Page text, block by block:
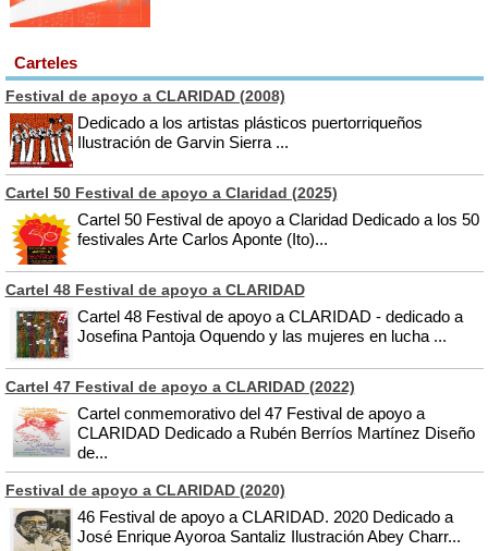
Carteles
Festival de apoyo a CLARIDAD (2008)
Dedicado a los artistas plásticos puertorriqueños
Ilustración de Garvin Sierra ...
Cartel 50 Festival de apoyo a Claridad (2025)
Cartel 50 Festival de apoyo a Claridad Dedicado a los 50
festivales Arte Carlos Aponte (Ito)...
Cartel 48 Festival de apoyo a CLARIDAD
Cartel 48 Festival de apoyo a CLARIDAD - dedicado a
Josefina Pantoja Oquendo y las mujeres en lucha ...
Cartel 47 Festival de apoyo a CLARIDAD (2022)
Cartel conmemorativo del 47 Festival de apoyo a
CLARIDAD Dedicado a Rubén Berríos Martínez Diseño
de...
Festival de apoyo a CLARIDAD (2020)
46 Festival de apoyo a CLARIDAD. 2020 Dedicado a
José Enrique Ayoroa Santaliz Ilustración Abey Charr...